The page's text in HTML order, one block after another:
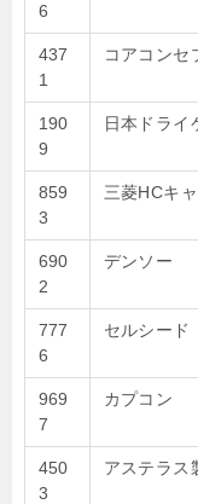
6
437
1
コアコンセ
190
9
日本ドライ
859
3
三菱HCキ
690
2
デンソー
777
6
セルシード
969
7
カプコン
450
3
アステラス